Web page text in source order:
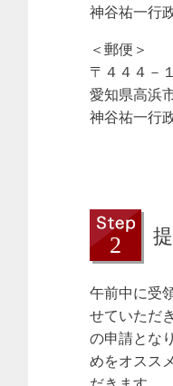
神谷祐一行
＜郵便＞
〒４４４－
愛知県高浜
神谷祐一行
午前中に受
せていただ
の申請とな
めをオスス